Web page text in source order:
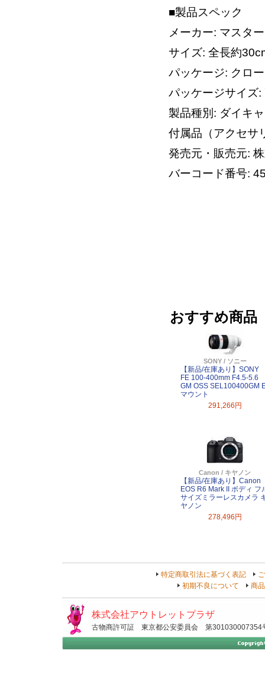
■製品スペック
メーカー: マスタ
サイズ: 全長約
パッケージ: クロ
パッケージサイズ
製品種別: ダイキ
付属品（アクセサ
発売元・販売元:
バーコード番号:
おすすめ商品
SONY / ソニー
【新品/在庫あり】SONY
FE 100-400mm F4.5-5.6
GM OSS SEL100400GM
マウント
291,266円
Canon / キヤノン
【新品/在庫あり】Canon
EOS R6 Mark II ボディ フ
サイズミラーレスカメラ
ヤノン
278,496円
特定商取引法に基づく表記
初期不良について
商
株式会社アウトレットプラザ
古物商許可証 東京都公安委員会 第301030007354